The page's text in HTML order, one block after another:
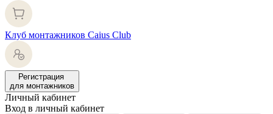
Клуб монтажников Caius Club
Регистрация
для монтажников
Личный кабинет
Вход в личный кабинет